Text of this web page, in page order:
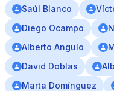
Saúl Blanco
Diego Ocampo
Alberto Angulo
David Doblas
Marta Domínguez